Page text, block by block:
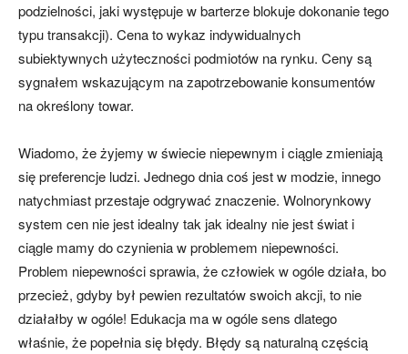
podzielności, jaki występuje w barterze blokuje dokonanie tego
typu transakcji). Cena to wykaz indywidualnych
subiektywnych użyteczności podmiotów na rynku. Ceny są
sygnałem wskazującym na zapotrzebowanie konsumentów
na określony towar.
Wiadomo, że żyjemy w świecie niepewnym i ciągle zmieniają
się preferencje ludzi. Jednego dnia coś jest w modzie, innego
natychmiast przestaje odgrywać znaczenie. Wolnorynkowy
system cen nie jest idealny tak jak idealny nie jest świat i
ciągle mamy do czynienia w problemem niepewności.
Problem niepewności sprawia, że człowiek w ogóle działa, bo
przecież, gdyby był pewien rezultatów swoich akcji, to nie
działałby w ogóle! Edukacja ma w ogóle sens dlatego
właśnie, że popełnia się błędy. Błędy są naturalną częścią